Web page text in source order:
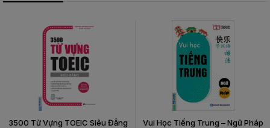
3500 Từ Vựng TOEIC Siêu Đẳng Vui Học Tiếng Trung – Ngữ Pháp